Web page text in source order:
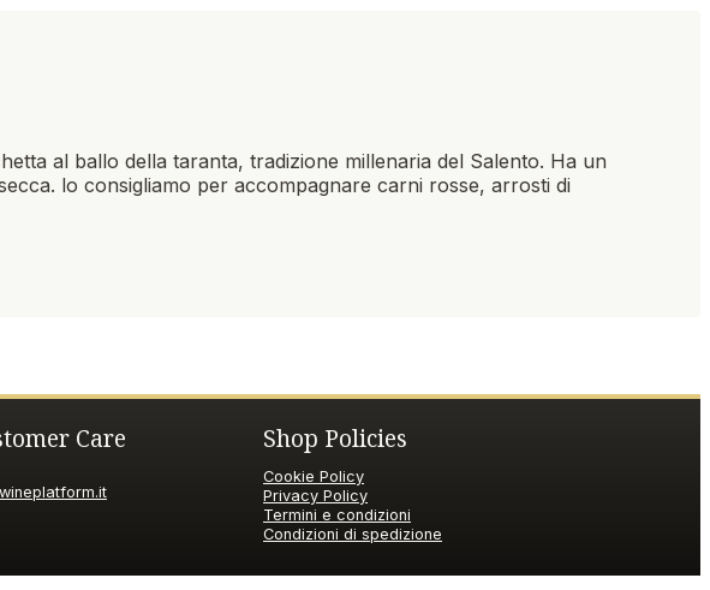
al ballo della taranta, tradizione millenaria del Salento. Ha un
lo consigliamo per accompagnare carni rosse, arrosti di
Care Shop Policies
Cookie Policy
Privacy Policy
Termini e condizioni
Condizioni di spedizione